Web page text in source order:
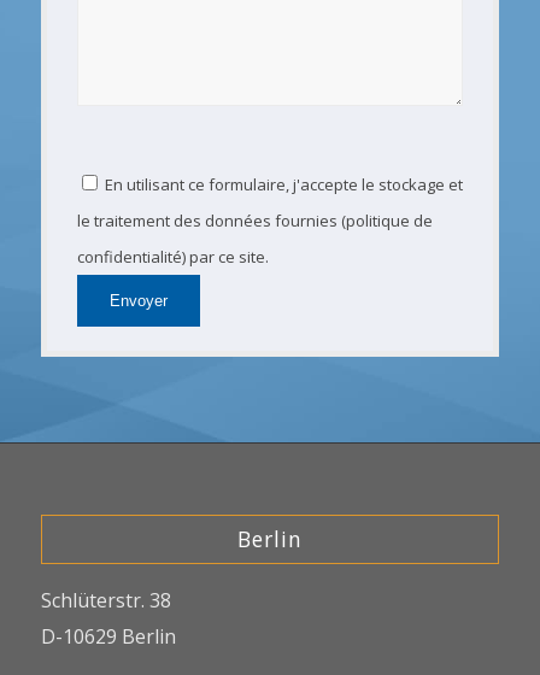
En utilisant ce formulaire, j'accepte le stockage et
le traitement des données fournies (politique de
confidentialité) par ce site.
Berlin
Schlüterstr. 38
D-10629 Berlin